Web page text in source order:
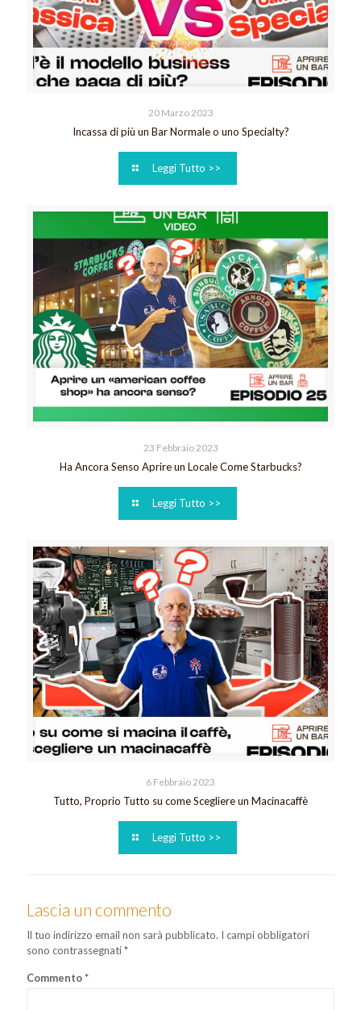
20 Marzo 2023
Incassa di più un Bar Normale o uno Specialty?
Leggi Tutto >>
23 Febbraio 2023
Ha Ancora Senso Aprire un Locale Come Starbucks?
Leggi Tutto >>
6 Febbraio 2023
Tutto, Proprio Tutto su come Scegliere un Macinacaffè
Leggi Tutto >>
Lascia un commento
Il tuo indirizzo email non sarà pubblicato. I campi obbligatori
sono contrassegnati*
Commento*